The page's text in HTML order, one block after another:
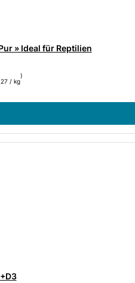
» Ideal für Reptilien
/ kg
)